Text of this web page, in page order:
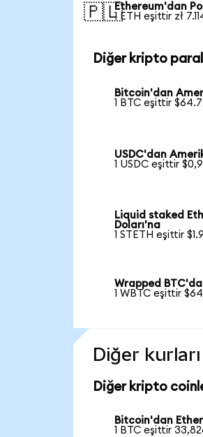
🇵🇱Ethereum'dan
1 ETH eşittir zł
Diğer kripto
Bitcoin'dan
1 BTC eşittir
USDC'dan
1 USDC eşittir
Liquid staked
Doları'na
1 STETH eşittir
Wrapped
1 WBTC eşittir
Diğer
Diğer kripto
Bitcoin'dan
1 BTC eşittir